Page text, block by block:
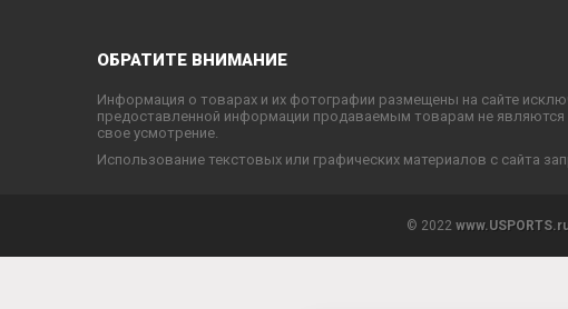
ОБРАТИТЕ ВНИМАНИЕ
Информация о товарах и их фотографии размещены на сайте
предоставленной информации продаваемым товарам не являются
свое усмотрение.
Использование текстовых или графических материалов с сайта
© 2022